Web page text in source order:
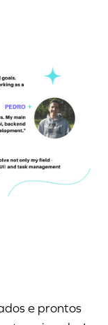
e prontos